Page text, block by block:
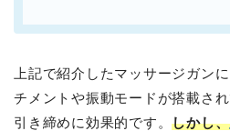
上記で紹介したマッサージガン
チメントや振動モードが搭載さ
引き締めに効果的です。しかし、